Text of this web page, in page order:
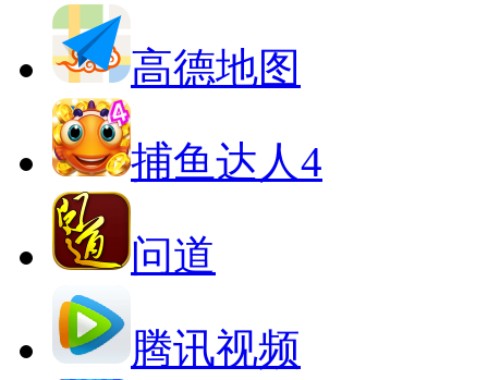
高德地图
捕鱼达人4
问道
腾讯视频